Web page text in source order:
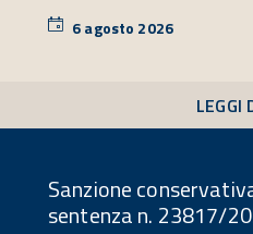
6 agosto 20266
LEGGI
Sanzione
sentenza n. 23817/